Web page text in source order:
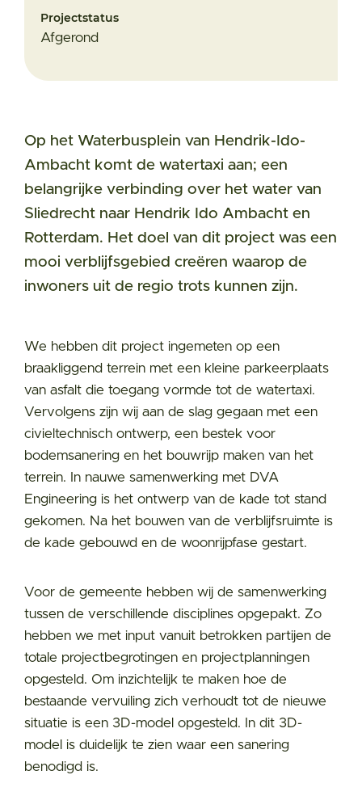
Op het Waterbusplein van Hendrik-Ido-
Ambacht komt de watertaxi aan; een
belangrijke verbinding over het water van
Sliedrecht naar Hendrik Ido Ambacht en
Rotterdam. Het doel van dit project was een
mooi verblijfsgebied creëren waarop de
inwoners uit de regio trots kunnen zijn.
We hebben dit project ingemeten op een
braakliggend terrein met een kleine parkeerplaats
van asfalt die toegang vormde tot de watertaxi.
Vervolgens zijn wij aan de slag gegaan met een
civieltechnisch ontwerp, een bestek voor
bodemsanering en het bouwrijp maken van het
terrein. In nauwe samenwerking met DVA
Engineering is het ontwerp van de kade tot stand
gekomen. Na het bouwen van de verblijfsruimte is
de kade gebouwd en de woonrijpfase gestart.
Voor de gemeente hebben wij de samenwerking
tussen de verschillende disciplines opgepakt. Zo
hebben we met input vanuit betrokken partijen de
totale projectbegrotingen en projectplanningen
opgesteld. Om inzichtelijk te maken hoe de
bestaande vervuiling zich verhoudt tot de nieuwe
situatie is een 3D-model opgesteld. In dit 3D-
model is duidelijk te zien waar een sanering
benodigd is.
Projectstatus
Afgerond